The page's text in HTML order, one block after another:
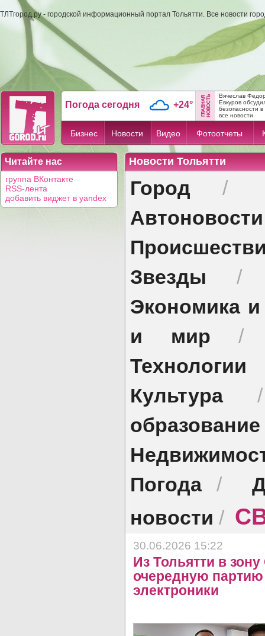
ТЛТгород.ру - городской информационный портал Тольятти. Все новости
Погода сегодня +24°
Вячеслав
Евкуров
безопасности в
все новости
Бизнес Новости Видео Фотоотчеты
Читайте нас
группа ВКонтакте
RSS-лента
добавить виджет в yandex
Новости Тольятти
Город /
Автоновости
Звезды
Экономика
и мир
Технологии
Культура
образование
Погода/
новости /
30.06.2026 15:22
Из Тольятти в
очередную
электроники